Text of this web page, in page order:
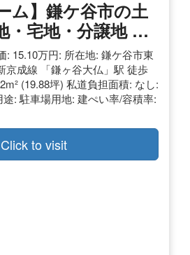
ム】鎌ケ谷市の土
・宅地・分譲地 …
: 15.10万円: 所在地: 鎌ケ谷市東
京成線 「鎌ヶ谷大仏」駅 徒歩
(19.88坪) 私道負担面積: なし:
: 駐車場用地: 建ぺい率/容積率:
Click to visit